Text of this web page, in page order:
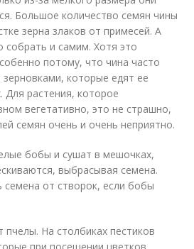
Большое количество семян чины
зерна злаков от примесей. А
и самим. Хотя это
потому, что чина часто
которые едят ее
Для растения, которое
вегетативно, это не страшно,
семян очень и очень неприятно.
бобы и сушат в мешочках,
выбрасывая семена.
от створок, если бобы
На столбиках пестиков